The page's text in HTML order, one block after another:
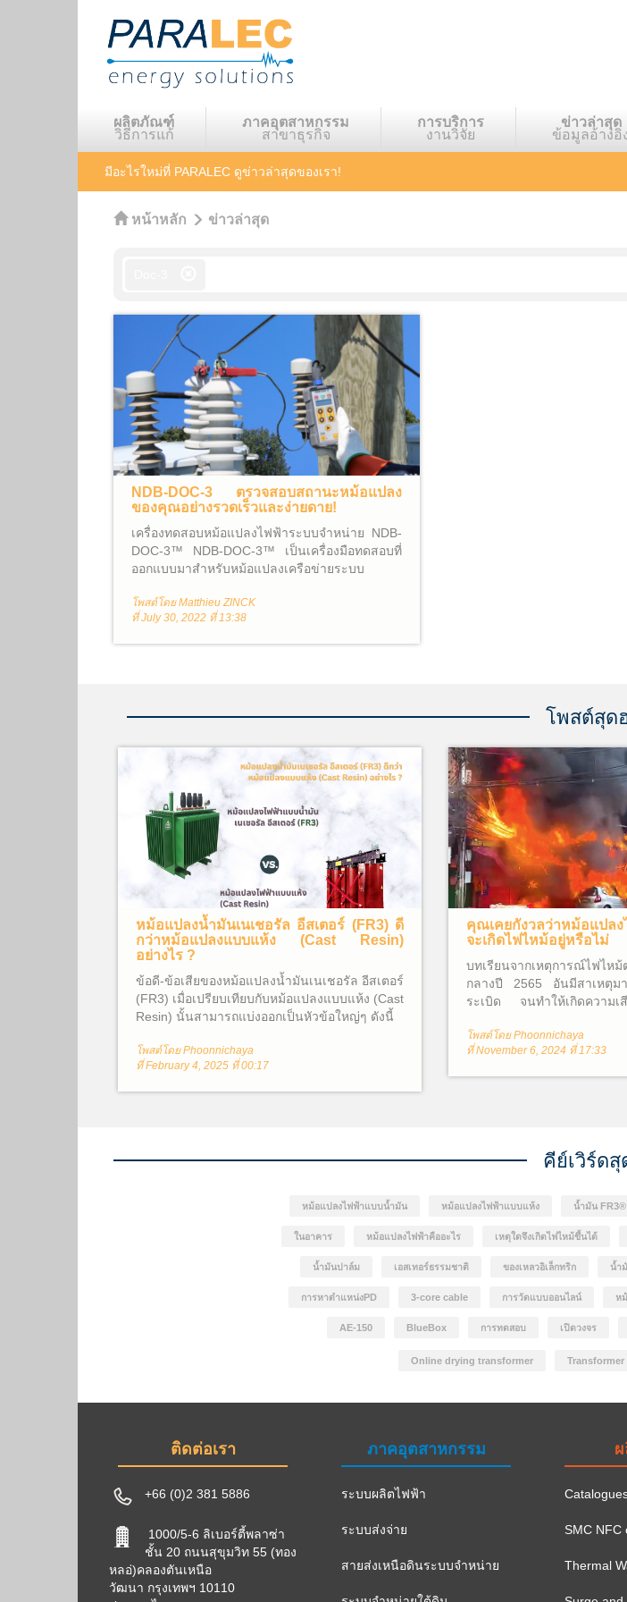
ผลิตภัณฑ์
วิธีการแก้
ภาคอุตสาหกรรม
สาขาธุรกิจ
การบริการ
งานวิจัย
ข่าวล่าสุด
ข้อมูลอ้างอิ
มีอะไรใหม่ที่ PARALEC ดูข่าวล่าสุดของเรา!
หน้าหลัก ข่าวล่าสุด
NDB-DOC-3 ตรวจสอบสถานะหม้อแปลง
ของคุณอย่างรวดเร็วและง่ายดาย!
เครื่องทดสอบหม้อแปลงไฟฟ้าระบบจำหน่าย NDB-
DOC-3™ NDB-DOC-3™ เป็นเครื่องมือทดสอบที่
ออกแบบมาสำหรับหม้อแปลงเครือข่ายระบบ
อย่างรวดเร็วกว่าหม้อแปลงที่มีนั้นอยู่ในสภาพปกติที่
พร้อมจะจ่ายไฟกลับไปหรือไม่ อุปกรณ์สามารถบอก
โพสต์โดย Matthieu ZINCK
ที่ July 30, 2022 ที่ 13:38
โพสต์สุด
หม้อแปลงน้ำมันเนเชอรัล อีสเตอร์ (FR3) ดี
กว่าหม้อแปลงแบบแห้ง (Cast Resin)
อย่างไร ?
ข้อดี-ข้อเสียของหม้อแปลงน้ำมันเนเชอรัล อีสเตอร์
(FR3) เมื่อเปรียบเทียบกับหม้อแปลงแบบแห้ง (Cast
Resin) นั้นสามารถแบ่งออกเป็นหัวข้อใหญ่ๆ ดังนี้
โพสต์โดย Phoonnichaya
ที่ February 4, 2025 ที่ 00:17
คุณเคยกังวลว่าหม้อแปล
จะเกิดไฟไหม้อยู่หรือไม่
บทเรียนจากเหตุการณ์ไฟไหม้
กลางปี 2565 อันมีสาเหตุม
ระเบิด จนทำให้เกิดความเ
หายได้ จึงทำให้ผู้คนต่างสงสั
คืออะไร? และเหตุใดจึงเกิดไ
โพสต์โดย Phoonnichaya
ที่ November 6, 2024 ที่ 17:33
คีย์เวิร์ด
หม้อแปลงไฟฟ้าแบบน้ำมัน หม้อแปลงไฟฟ้าแบบแห้ง น้ำมัน FR3®
ในอาคาร หม้อแปลงไฟฟ้าคืออะไร เหตุใดจึงเกิดไฟไหม้ขึ้นได้
น้ำมันปาล์ม เอสเทอร์ธรรมชาติ ของเหลวอิเล็กทริก น้ำ
การหาตำแหน่งPD 3-core cable การวัดแบบออนไลน์ ห
AE-150 BlueBox การทดสอบ เปิดวงจร
Online drying transformer Transformer
ติดต่อเรา
+66 (0)2 381 5886
1000/5-6 ลิเบอร์ตี้พลาซ่า
ชั้น 20 ถนนสุขุมวิท 55 (ทอง
หลอ่)คลองตันเหนือ
วัฒนา กรุงเทพฯ 10110
ภาคอุตสาหกรรม
ระบบผลิตไฟฟ้า
ระบบส่งจ่าย
สายส่งเหนือดินระบบจำหน่าย
SMC NFC
Thermal